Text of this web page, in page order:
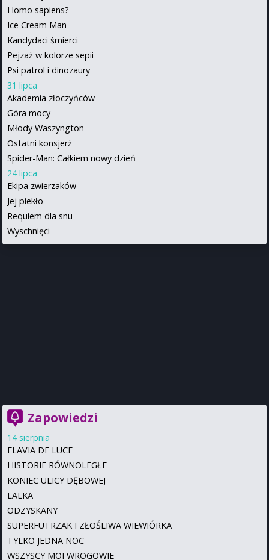
Homo sapiens?
Ice Cream Man
Kandydaci śmierci
Pejzaż w kolorze sepii
Psi patrol i dinozaury
31 lipca
Akademia złoczyńców
Góra mocy
Młody Waszyngton
Ostatni konsjerż
Spider-Man: Całkiem nowy dzień
24 lipca
Ekipa zwierzaków
Jej piekło
Requiem dla snu
Wyschnięci
Zapowiedzi
14 sierpnia
FLAVIA DE LUCE
HISTORIE RÓWNOLEGŁE
KONIEC ULICY DĘBOWEJ
LALKA
ODZYSKANY
SUPERFUTRZAK I ZŁOŚLIWA WIEWIÓRKA
TYLKO JEDNA NOC
WSZYSCY MOI WROGOWIE